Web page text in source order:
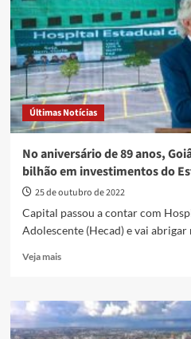
capital
com
concerto
no
Teatro
Goiânia
Últimas Notícias
No aniversário de 89 anos,
bilhão em investimentos do
25 de outubro de 2022
Capital passou a contar com
Adolescente (Hecad) e vai
Veja maisRead
No
aniversário
de